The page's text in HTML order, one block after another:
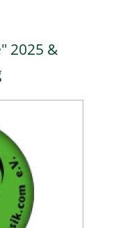
2025 &